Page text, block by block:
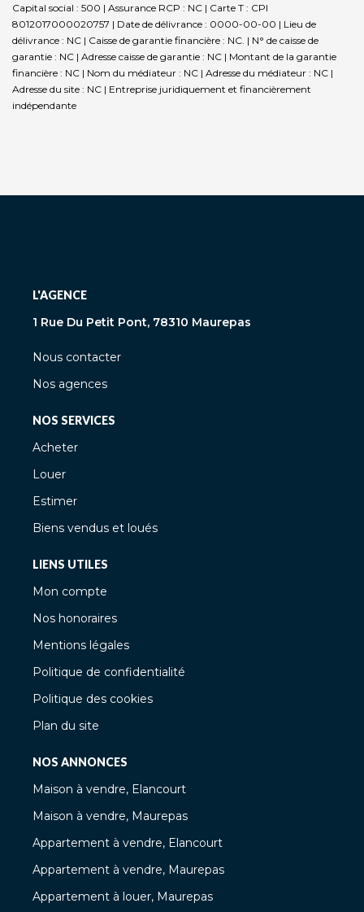
Capital social : 500 | Assurance RCP : NC | Carte T : CPI
8012017000020757 | Date de délivrance : 0000-00-00 | Lieu de
délivrance : NC | Caisse de garantie financière : NC. | N° de caisse de
garantie : NC | Adresse caisse de garantie : NC | Montant de la garantie
financière : NC | Nom du médiateur : NC | Adresse du médiateur : NC |
Adresse du site : NC | Entreprise juridiquement et financièrement
indépendante
L'AGENCE
1 Rue Du Petit Pont, 78310 Maurepas
Nous contacter
Nos agences
NOS SERVICES
Acheter
Louer
Estimer
Biens vendus et loués
LIENS UTILES
Mon compte
Nos honoraires
Mentions légales
Politique de confidentialité
Politique des cookies
Plan du site
NOS ANNONCES
Maison à vendre, Elancourt
Maison à vendre, Maurepas
Appartement à vendre, Elancourt
Appartement à vendre, Maurepas
Appartement à louer, Maurepas